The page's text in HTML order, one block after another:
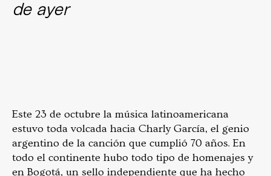
de ayer
Este 23 de octubre la música latinoamericana
estuvo toda volcada hacia Charly García, el genio
argentino de la canción que cumplió 70 años. En
todo el continente hubo todo tipo de homenajes y
en Bogotá, un sello independiente que ha hecho